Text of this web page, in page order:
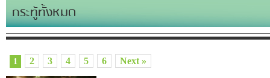
กระทู้ทั้งหมด
1 2 3 4 5 6 Next »